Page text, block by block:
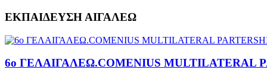
ΕΚΠΑΙΔΕΥΣΗ ΑΙΓΑΛΕΩ
6o ΓΕΛΑΙΓΑΛΕΩ.COMENIUS MULTILATERAL